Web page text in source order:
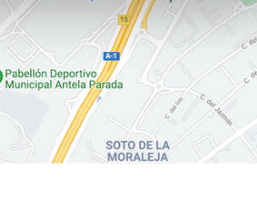
ofrecer funciones de redes sociales
del sitio web con nuestros partners de
información que les haya proporcionado o